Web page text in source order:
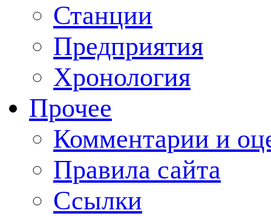
Станции
Предприятия
Хронология
Прочее
Комментарии и
Правила сайта
Ссылки